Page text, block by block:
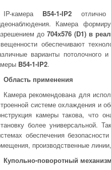
IP-камера B54-1-IP2 отлично
Камера
до704х576 (D1) в
обеспечивают
варианты потолочного
B54-1-IP2.
Область применения
Камера рекомендована для
системе охлаждения и
камеры такова, что
более универсальной.
обеспечения
производственные
Купольно-поворотный механизм